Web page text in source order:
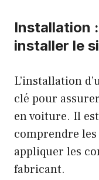
Installation
installer le
L’installation
clé pour
en voiture. Il
comprendre
appliquer les
fabricant.